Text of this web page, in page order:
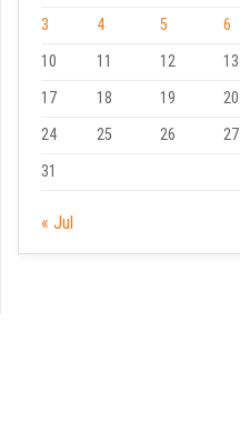
3
4 5 6
10
11 12 13
17
18 19 20
24
25 26 27
31
« Jul